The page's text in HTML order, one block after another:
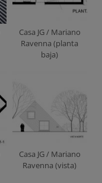
Casa JG / Mariano
Ravenna (planta
baja)
Casa JG / Mariano
Ravenna (vista)